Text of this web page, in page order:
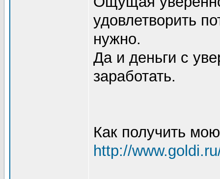
удовлетворить
нужно.
Да и деньги с
заработать.
Как получить
http://